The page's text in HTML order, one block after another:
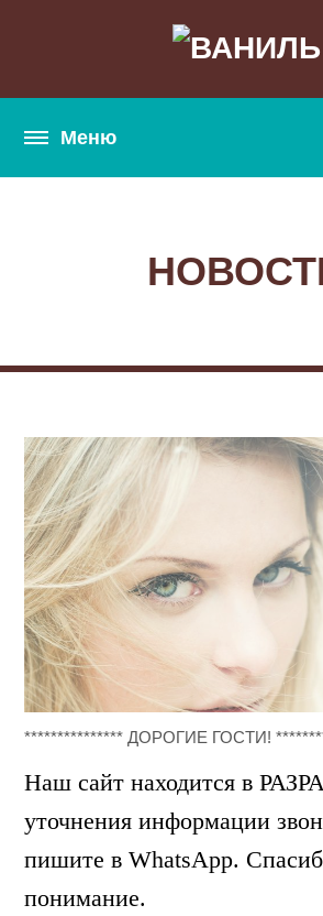
*************** ДОРОГИЕ ГОСТИ!
Наш сайт находится в
уточнения информации
пишите в WhatsApp.
понимание.